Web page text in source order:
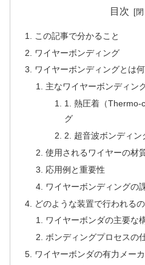
目次
この記事で分かること
ワイヤーボンディング
ワイヤーボンディングとは
主なワイヤーボンディン
1. 熱圧着（Thermo-
グ
2. 超音波ボンディン
使用されるワイヤーの材
応用例と重要性
ワイヤーボンディングの
どのような装置で行われる
ワイヤーボンダの主要な
ボンディングプロセスの
ワイヤーボンダの有力メー